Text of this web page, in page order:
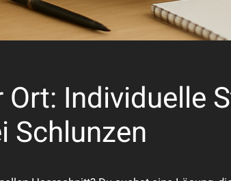
Ort: Individuelle
Schlunzen